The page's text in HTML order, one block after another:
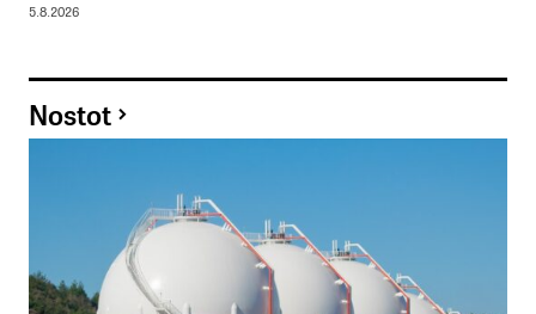
5.8.2026
Nostot